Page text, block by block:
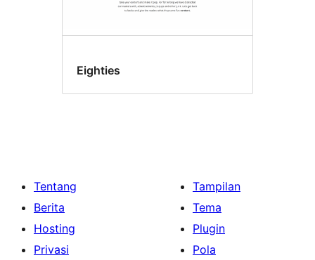
Eighties
Tentang
Berita
Hosting
Privasi
Tampilan
Tema
Plugin
Pola